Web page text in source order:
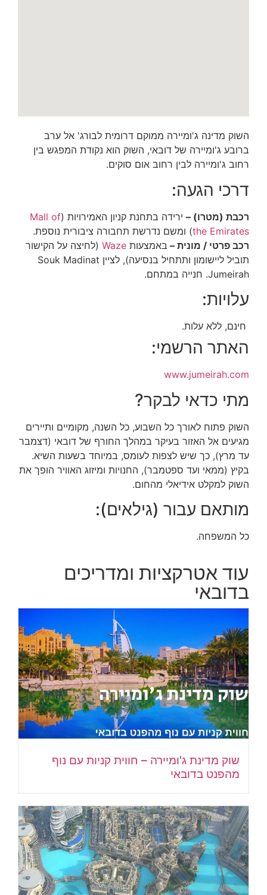
השוק מדינה ג'ומיירה ממוקם דרומית לבורג' אל ערב
ברובע ג'ומיירה של דובאי, השוק הוא נקודת המפגש בין
רחוב ג'ומיירה לבין רחוב אום סוקים.
דרכי הגעה:
רכבת (מטרו) – ירידה בתחנת קניון האמירויות (Mall of
the Emirates) ומשם נדרשת תחבורה ציבורית נוספת.
רכב פרטי / מונית – באמצעות Waze (לחיצה על הקישור
תוביל ליישומון ותתחיל בנסיעה), לציין Souk Madinat
Jumeirah. חנייה במתחם.
עלויות:
חינם, ללא עלות.
האתר הרשמי:
www.jumeirah.com
מתי כדאי לבקר?
השוק פתוח לאורך כל השבוע, כל השנה, מקומיים ותיירים
מגיעים אל האזור בעיקר במהלך החורף של דובאי (דצמבר
עד מרץ), כך שיש לצפות לעומס, במיוחד בשעות השיא.
בקיץ (ממאי ועד ספטמבר), החנויות ומיזוג האוויר הופך את
השוק למקלט אידיאלי מהחום.
מותאם עבור (גילאים):
כל המשפחה.
עוד אטרקציות ומדריכים
בדובאי
שוק מדינת ג'ומיירה – חווית קניות עם נוף
מהפנט בדובאי